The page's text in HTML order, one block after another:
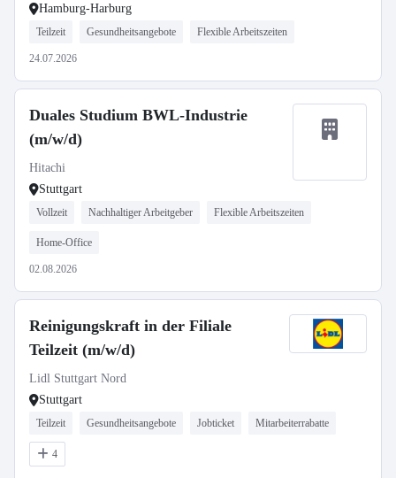
Hamburg-Harburg
Teilzeit Gesundheitsangebote Flexible Arbeitszeiten
24.07.2026
Duales Studium BWL-Industrie
(m/w/d)
Hitachi
Stuttgart
Vollzeit Nachhaltiger Arbeitgeber Flexible Arbeitszeiten
Home-Office
02.08.2026
Reinigungskraft in der Filiale
Teilzeit (m/w/d)
Lidl Stuttgart Nord
Stuttgart
Teilzeit Gesundheitsangebote Jobticket Mitarbeiterrabatte
4